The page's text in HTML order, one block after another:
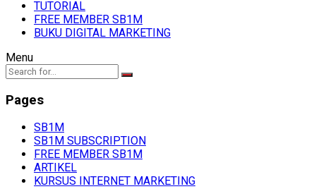
TUTORIAL
FREE MEMBER SB1M
BUKU DIGITAL MARKETING
Menu
Pages
SB1M
SB1M SUBSCRIPTION
FREE MEMBER SB1M
ARTIKEL
KURSUS INTERNET MARKETING